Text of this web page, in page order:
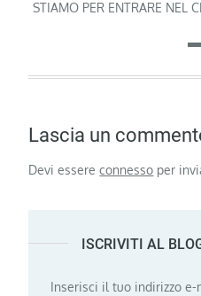
articoli
STIAMO PER ENTRARE NEL
Lascia un
Devi essereconnesso per
ISCRIVITI AL
Inserisci il tuo indirizzo